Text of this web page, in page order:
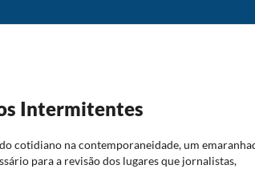
Intermitentes
cotidiano na contemporaneidade, um
para a revisão dos lugares que jornalistas,